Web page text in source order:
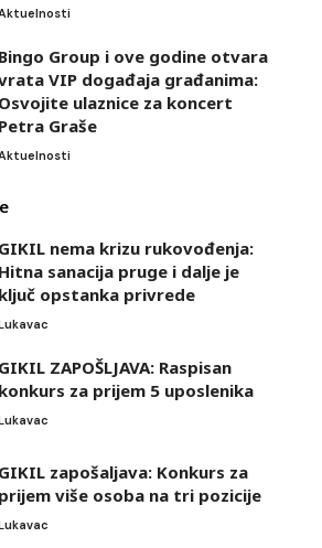
Bingo Group i ove godine otvara
VIP događaja građanima:
Osvojite ulaznice za koncert
Petra Graše
GIKIL nema krizu rukovođenja:
Hitna sanacija pruge i dalje je
ključ opstanka privrede
GIKIL ZAPOŠLJAVA: Raspisan
konkurs za prijem 5 uposlenika
GIKIL zapošaljava: Konkurs za
prijem više osoba na tri pozicije